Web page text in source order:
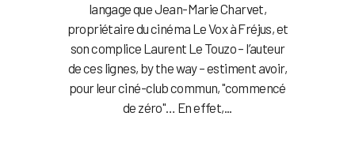
langage que Jean-Marie Charvet,
propriétaire du cinéma Le Vox à Fréjus, et
son complice Laurent Le Touzo – l’auteur
de ces lignes, by the way – estiment avoir,
pour leur ciné-club commun, "commencé
de zéro"… En effet,...